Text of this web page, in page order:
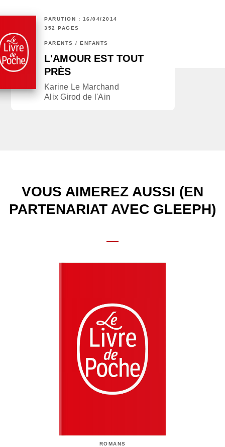
PARUTION : 16/04/2014
352 PAGES
PARENTS / ENFANTS
L'AMOUR EST TOUT
PRÈS
Karine Le Marchand
Alix Girod de l'Ain
VOUS AIMEREZ AUSSI (EN
PARTENARIAT AVEC GLEEPH)
ROMANS